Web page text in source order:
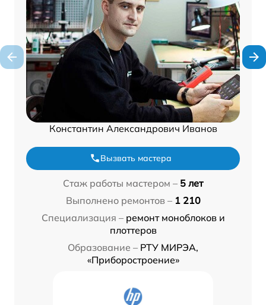
Константин Александрович Иванов
Вызвать мастера
Стаж работы мастером – 5 лет
Выполнено ремонтов – 1 210
Специализация – ремонт моноблоков и
плоттеров
Образование – РТУ МИРЭА,
«Приборостроение»